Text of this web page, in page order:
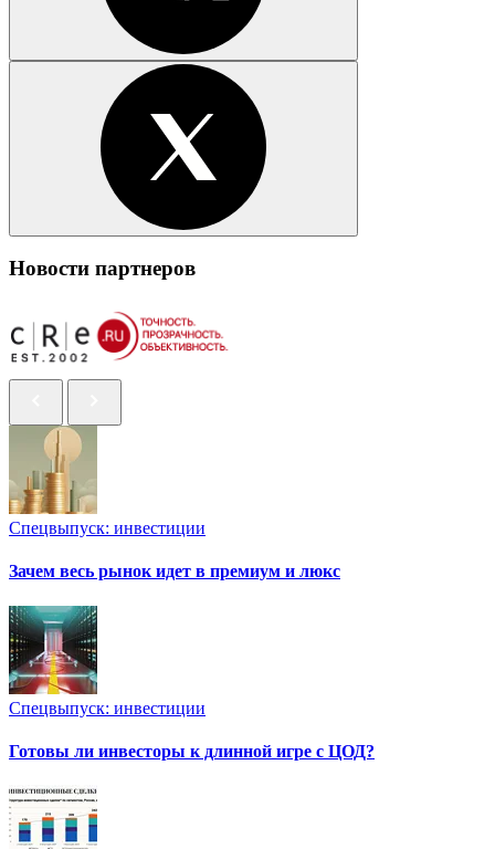
Новости партнеров
Спецвыпуск: инвестиции
Зачем весь рынок идет в премиум и люкс
Спецвыпуск: инвестиции
Готовы ли инвесторы к длинной игре с ЦОД?